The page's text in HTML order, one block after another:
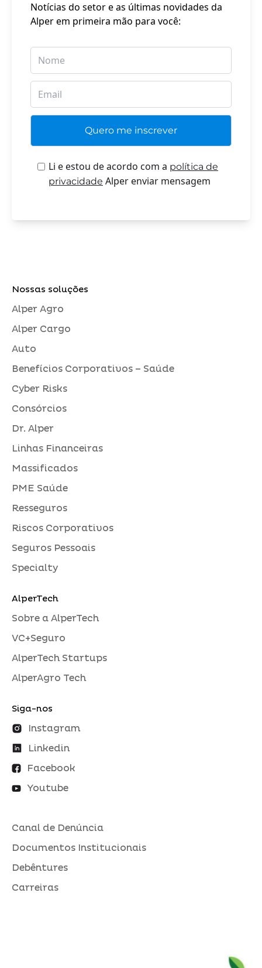
Notícias do setor e as últimas novidades da
Alper em primeira mão para você:
Li e estou de acordo com a política de
privacidade Alper enviar mensagem
Nossas soluções
Alper Agro
Alper Cargo
Auto
Benefícios Corporativos – Saúde
Cyber Risks
Consórcios
Dr. Alper
Linhas Financeiras
Massificados
PME Saúde
Resseguros
Riscos Corporativos
Seguros Pessoais
Specialty
AlperTech
Sobre a AlperTech
VC+Seguro
AlperTech Startups
AlperAgro Tech
Siga-nos
Instagram
Linkedin
Facebook
Youtube
Canal de Denúncia
Documentos Institucionais
Debêntures
Carreiras